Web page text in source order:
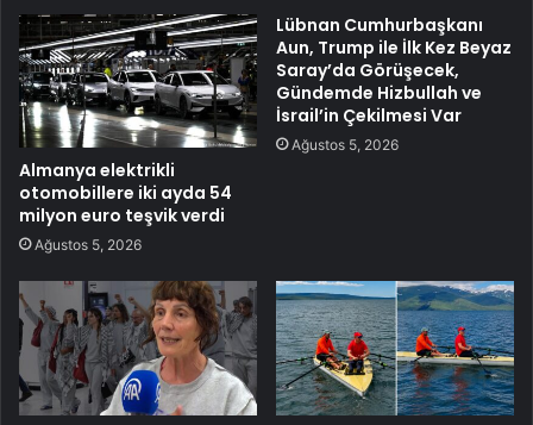
Almanya elektrikli
otomobillere iki ayda 54
milyon euro teşvik verdi
Ağustos 5, 2026
Lübnan Cumhurbaşkanı
Aun, Trump ile İlk Kez Beyaz
Saray’da Görüşecek,
Gündemde Hizbullah ve
İsrail’in Çekilmesi Var
Ağustos 5, 2026